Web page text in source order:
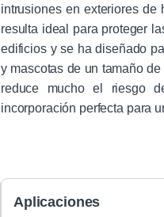
intrusiones en exteriores de
resulta ideal para proteger
edificios y se ha diseñado
y mascotas de un tamaño
reduce mucho el riesgo
incorporación perfecta para
Aplicaciones